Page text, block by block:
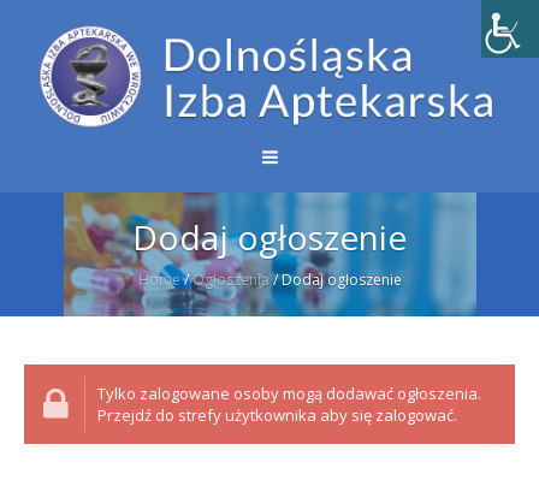
Dodaj ogłoszenie
Home/Ogłoszenia/Dodaj ogłoszenie
Tylko zalogowane osoby mogą dodawać ogłoszenia.
Przejdź do strefy użytkownika aby się zalogować.